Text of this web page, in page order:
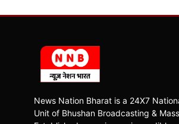
News Nation Bharat is a 24X7
Unit of Bhushan Broadcasting &